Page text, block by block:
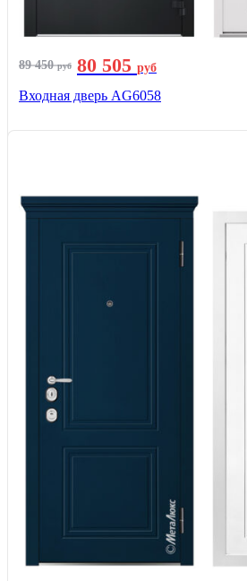
89 450руб 80 505 руб
Входная дверь AG6058